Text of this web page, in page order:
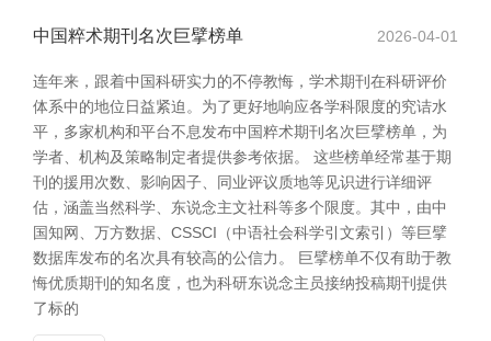
中国粹术期刊名次巨擘榜单 2026-04-01
连年来，跟着中国科研实力的不停教悔，学术期刊在科研评价
体系中的地位日益紧迫。为了更好地响应各学科限度的究诘水
平，多家机构和平台不息发布中国粹术期刊名次巨擘榜单，为
学者、机构及策略制定者提供参考依据。 这些榜单经常基于期
刊的援用次数、影响因子、同业评议质地等见识进行详细评
估，涵盖当然科学、东说念主文社科等多个限度。其中，由中
国知网、万方数据、CSSCI（中语社会科学引文索引）等巨擘
数据库发布的名次具有较高的公信力。 巨擘榜单不仅有助于教
悔优质期刊的知名度，也为科研东说念主员接纳投稿期刊提供
了标的